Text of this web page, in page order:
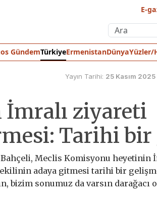
E-
GündemTürkiyeErmenistanDünyaYüzler/
Yayın Tarihi: 25 Kasım
İmralı ziyareti
Tarihi bir
Meclis Komisyonu heyetinin
adaya gitmesi tarihi bir
bizim sonumuz da varsın darağacı